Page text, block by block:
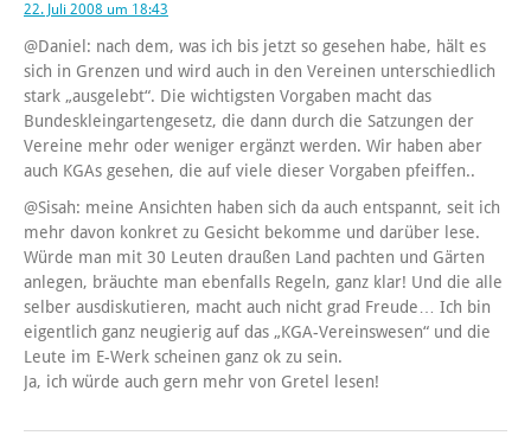
22. Juli 2008 um 18:43
@Daniel: nach dem, was ich bis jetzt so gesehen habe, hält es
sich in Grenzen und wird auch in den Vereinen unterschiedlich
stark „ausgelebt“. Die wichtigsten Vorgaben macht das
Bundeskleingartengesetz, die dann durch die Satzungen der
Vereine mehr oder weniger ergänzt werden. Wir haben aber
auch KGAs gesehen, die auf viele dieser Vorgaben pfeiffen..
@Sisah: meine Ansichten haben sich da auch entspannt, seit ich
mehr davon konkret zu Gesicht bekomme und darüber lese.
Würde man mit 30 Leuten draußen Land pachten und Gärten
anlegen, bräuchte man ebenfalls Regeln, ganz klar! Und die alle
selber ausdiskutieren, macht auch nicht grad Freude… Ich bin
eigentlich ganz neugierig auf das „KGA-Vereinswesen“ und die
Leute im E-Werk scheinen ganz ok zu sein.
Ja, ich würde auch gern mehr von Gretel lesen!